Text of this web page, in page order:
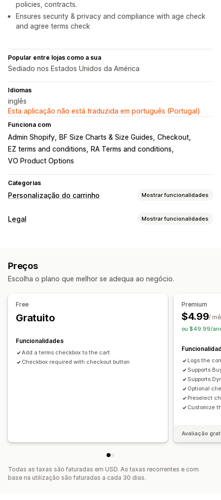
policies, contracts.
Ensures security & privacy and compliance with age check
and agree terms check
Popular entre lojas como a sua
Sediado nos Estados Unidos da América
Idiomas
inglês
Esta aplicação não está traduzida em português (Portugal)
Funciona com
Admin Shopify BF Size Charts & Size Guides Checkout
EZ terms and conditions
RA Terms and conditions
VO Product Options
Categorias
Personalização do carrinho Mostrar funcionalidades
Apresentação do carrinho
Caixa de verificação dos termos
Notas personalizadas
Avançar para a finalização da compra
Legal Mostrar funcionalidades
Privacidade dos dados
Termos e condições Gestão de políticas
Posição do widget
Código personalizado
Multilingue
Texto personalizado
Botões
Preços
Escolha o plano que melhor se adequa ao negócio.
Free
Gratuito
Funcionalidades
Add a terms checkbox to the cart
Checkbox required with checkout button
Premium
$4.99/
ou $49.99/
Logs the
Supports
Supports
Optional
Preselect
Customize
Avaliação
Todas as taxas são faturadas em USD. As taxas recorrentes e com
base na utilização são faturadas a cada 30 dias.